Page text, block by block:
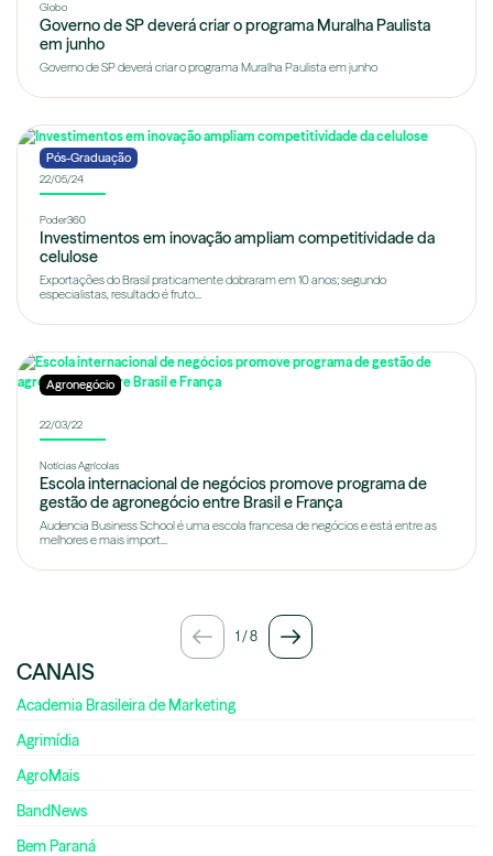
Globo
Governo de SP deverá criar o programa Muralha Paulista
em junho
Governo de SP deverá criar o programa Muralha Paulista em junho
Pós-Graduação
22/05/24
Poder360
Investimentos em inovação ampliam competitividade da
celulose
Exportações do Brasil praticamente dobraram em 10 anos; segundo
especialistas, resultado é fruto...
Agronegócio
22/03/22
Notícias Agrícolas
Escola internacional de negócios promove programa de
gestão de agronegócio entre Brasil e França
Audencia Business School é uma escola francesa de negócios e está entre as
melhores e mais import...
1 /8
CANAIS
Academia Brasileira de Marketing
Agrimídia
AgroMais
BandNews
Bem Paraná